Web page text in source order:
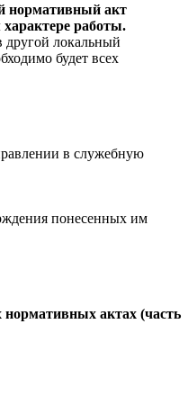
нормативный акт
работы.
другой локальный
будет всех
в служебную
понесенных им
нормативных актах (часть